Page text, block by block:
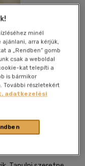
minél
arra kérjük,
a „Rendben” gomb
csak a weboldal
kat telepíti a
is bármikor
További részletekért
adatkezelési